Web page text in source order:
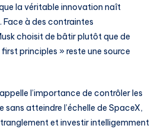
la véritable innovation naît
Face à des contraintes
choisit de bâtir plutôt que de
principles » reste une source
l’importance de contrôler les
sans atteindre l’échelle de SpaceX,
et investir intelligemment